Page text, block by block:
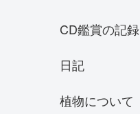
CD鑑賞の記録
日記
植物について